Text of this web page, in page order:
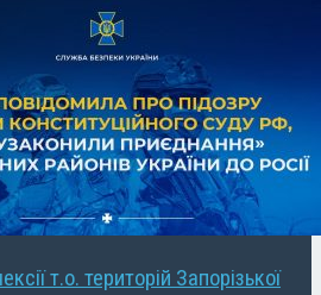
т.о. територій Запорізької